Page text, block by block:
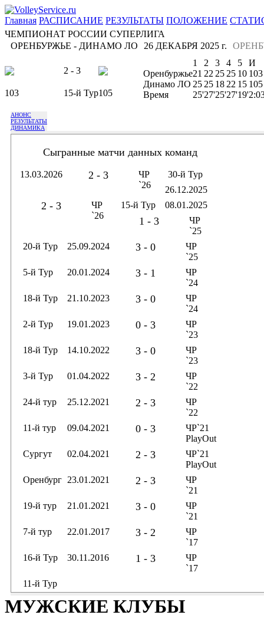
Главная РАСПИСАНИЕ РЕЗУЛЬТАТЫ ПОЛОЖЕНИЕ
ЧЕМПИОНАТ РОССИИ СУПЕРЛИГА
ОРЕНБУРЖЬЕ - ДИНАМО ЛО
26 ДЕКАБРЯ 2025 г.
2 - 3
103 15-й Тур105
1 2 3 4 5
И
Оренбуржье21 22 25 25 10 103
Динамо ЛО 25 25 18 22 15 105
Время
25'27'25'27'19'
АНОНС
РЕЗУЛЬТАТЫ
ДИНАМИКА
Сыгранные матчи данных команд
13.03.2026 2 - 3
ЧР
`26
30-й Тур
26.12.2025
2 - 3
ЧР
`26
15-й Тур 08.01.2025
1 - 3
ЧР
`25
20-й Тур
25.09.2024 3 - 0
ЧР
`25
5-й Тур
20.01.2024 3 - 1
ЧР
`24
18-й Тур
21.10.2023 3 - 0
ЧР
`24
2-й Тур
19.01.2023 0 - 3
ЧР
`23
18-й Тур
14.10.2022 3 - 0
ЧР
`23
3-й Тур
01.04.2022 3 - 2
ЧР
`22
24-й тур
25.12.2021 2 - 3
ЧР
`22
11-й тур
09.04.2021 0 - 3
ЧР`21
PlayOut
Сургут
02.04.2021 2 - 3
ЧР`21
PlayOut
Оренбург 23.01.2021 2 - 3
ЧР
`21
19-й тур
21.01.2021 3 - 0
ЧР
`21
7-й тур
22.01.2017 3 - 2
ЧР
`17
16-й Тур
30.11.2016 1 - 3
ЧР
`17
11-й Тур
МУЖСКИЕ КЛУБЫ